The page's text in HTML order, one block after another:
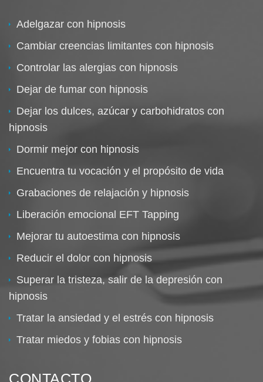
Adelgazar con hipnosis
Cambiar creencias limitantes con hipnosis
Controlar las alergias con hipnosis
Dejar de fumar con hipnosis
Dejar los dulces, azúcar y carbohidratos con
hipnosis
Dormir mejor con hipnosis
Encuentra tu vocación y el propósito de vida
Grabaciones de relajación y hipnosis
Liberación emocional EFT Tapping
Mejorar tu autoestima con hipnosis
Reducir el dolor con hipnosis
Superar la tristeza, salir de la depresión con
hipnosis
Tratar la ansiedad y el estrés con hipnosis
Tratar miedos y fobias con hipnosis
CONTACTO